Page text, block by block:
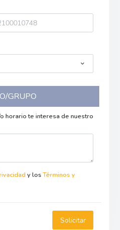
GRUPO
horario te interesa de nuestro
y losTérminos y
Solicitar